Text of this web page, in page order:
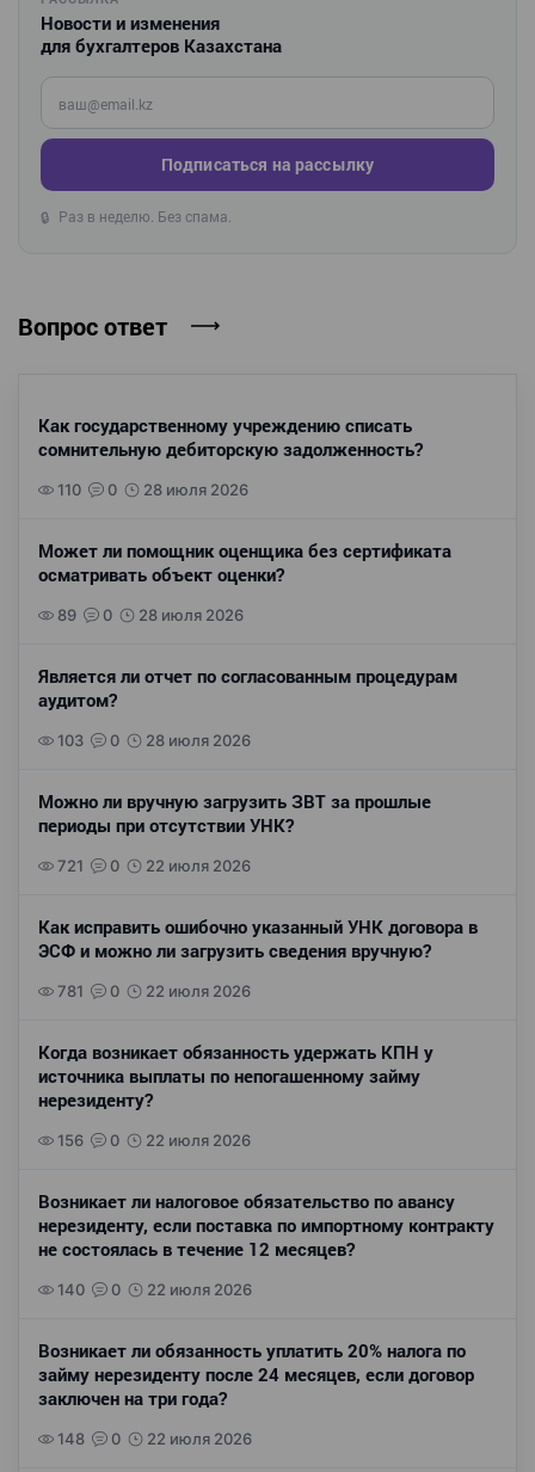
Новости и изменения
для бухгалтеров Казахстана
Введите ваш e-mail
Подписаться на рассылку
🔒 Раз в неделю. Без спама.
Вопрос ответ
Как государственному учреждению списать
сомнительную дебиторскую задолженность?
110 0 28 июля 2026
Может ли помощник оценщика без сертификата
осматривать объект оценки?
89 0 28 июля 2026
Является ли отчет по согласованным процедурам
аудитом?
103 0 28 июля 2026
Можно ли вручную загрузить ЗВТ за прошлые
периоды при отсутствии УНК?
721 0 22 июля 2026
Как исправить ошибочно указанный УНК договора в
ЭСФ и можно ли загрузить сведения вручную?
781 0 22 июля 2026
Когда возникает обязанность удержать КПН у
источника выплаты по непогашенному займу
нерезиденту?
156 0 22 июля 2026
Возникает ли налоговое обязательство по авансу
нерезиденту, если поставка по импортному контракту
не состоялась в течение 12 месяцев?
140 0 22 июля 2026
Возникает ли обязанность уплатить 20% налога по
займу нерезиденту после 24 месяцев, если договор
заключен на три года?
148 0 22 июля 2026